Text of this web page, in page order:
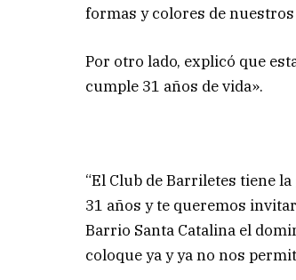
formas y colores de
Por otro lado, explicó que
cumple 31 años de vida».
“El Club de Barriletes tiene
31 años y te queremos
Barrio Santa Catalina el
coloque ya y ya no nos